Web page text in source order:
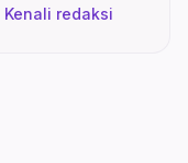
Kenali redaksi